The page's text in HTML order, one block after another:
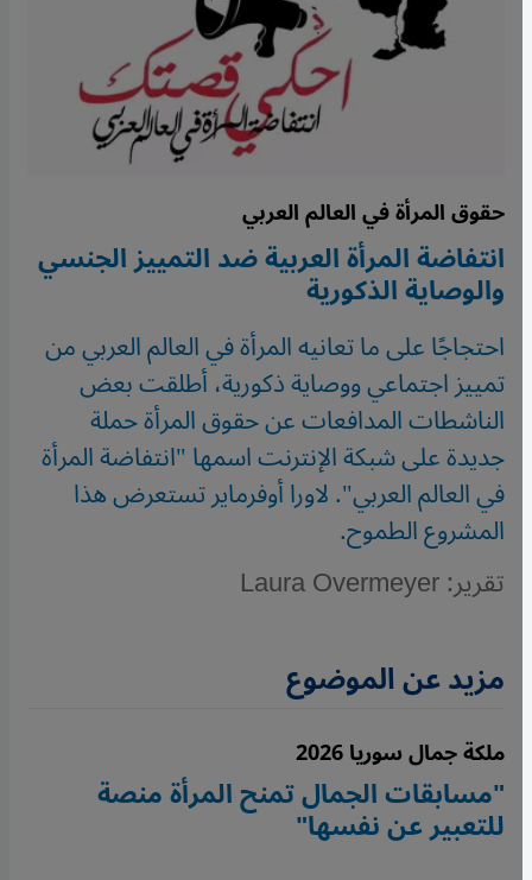
حقوق المرأة في العالم العربي
انتفاضة المرأة العربية ضد التمييز الجنسي
والوصاية الذكورية
احتجاجًا على ما تعانيه المرأة في العالم العربي من
تمييز اجتماعي ووصاية ذكورية، أطلقت بعض
الناشطات المدافعات عن حقوق المرأة حملة
جديدة على شبكة الإنترنت اسمها "انتفاضة المرأة
في العالم العربي". لاورا أوفرماير تستعرض هذا
المشروع الطموح.
تقرير: Laura Overmeyer
مزيد عن الموضوع
ملكة جمال سوريا 2026
"مسابقات الجمال تمنح المرأة منصة
للتعبير عن نفسها"